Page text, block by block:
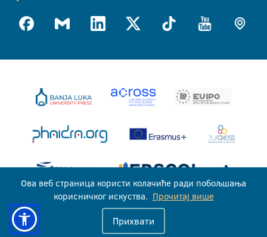
Универзитет у Бањој Луци © 2026
Сва права задржана
Ова веб страница користи колачиће ради побољшања
корисничког искуства. Прочитај више
Прихвати